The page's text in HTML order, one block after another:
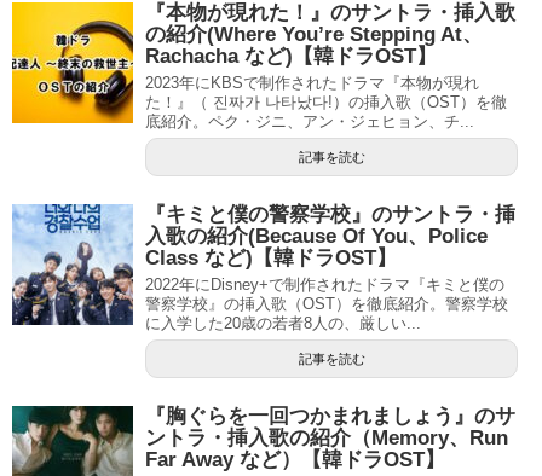
『本物が現れた！』のサントラ・挿入歌
の紹介(Where You’re Stepping At、
Rachacha など)【韓ドラOST】
2023年にKBSで制作されたドラマ『本物が現れ
た！』（ 진짜가 나타났다!）の挿入歌（OST）を徹
底紹介。ペク・ジニ、アン・ジェヒョン、チ...
記事を読む
『キミと僕の警察学校』のサントラ・挿
入歌の紹介(Because Of You、Police
Class など)【韓ドラOST】
2022年にDisney+で制作されたドラマ『キミと僕の
警察学校』の挿入歌（OST）を徹底紹介。警察学校
に入学した20歳の若者8人の、厳しい...
記事を読む
『胸ぐらを一回つかまれましょう』のサ
ントラ・挿入歌の紹介（Memory、Run
Far Away など）【韓ドラOST】